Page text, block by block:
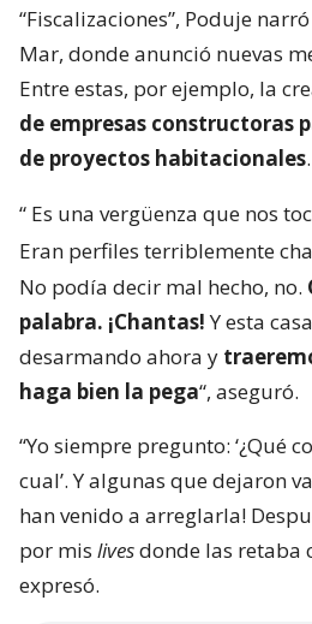
“Fiscalizaciones”, Poduje
Mar, donde anunció nuevas
Entre estas, por ejemplo, la
de empresas constructoras
de proyectos habitacionales.
“ Es una vergüenza que nos
Eran perfiles terriblemente
No podía decir mal hecho, no.
palabra. ¡Chantas!Y esta
desarmando ahora y
haga bien la pega“, aseguró.
“Yo siempre pregunto: ‘¿Qué
cual’. Y algunas que dejaron
han venido a arreglarla!
por mis livesdonde las retaba
expresó.